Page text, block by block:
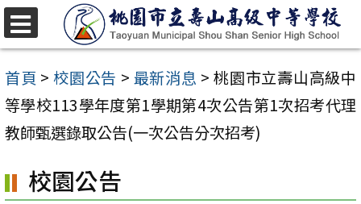
跳
至
主
要
內
區
首頁 > 校園公告 > 最新消息 > 桃園市立壽山高級中
等學校113學年度第1學期第4次公告第1次招考代理
教師甄選錄取公告(一次公告分次招考)
校園公告
選
單